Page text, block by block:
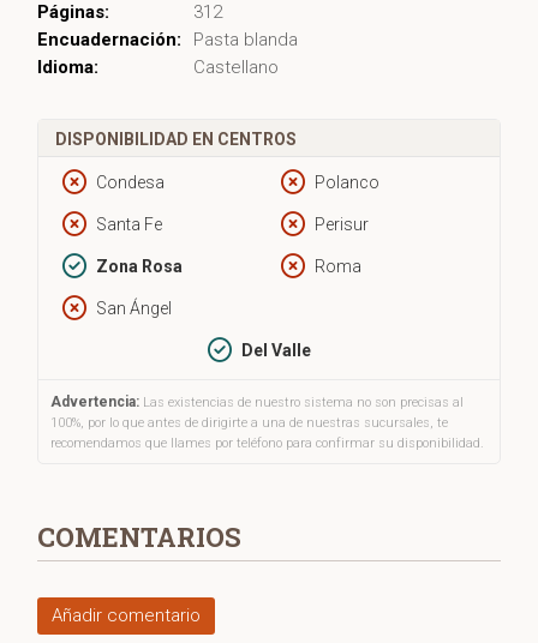
asequible a todo tipo de lectores. Se puede leer de manera
cronológica o utilizarse como guía de referencia para la
historia y la filosofía. Cada sección breve aborda un
claras sin simplificar en exceso.
Páginas:
312
Encuadernación:
Pasta blanda
Idioma:
Castellano
DISPONIBILIDAD EN CENTROS
Condesa Polanco
Santa Fe Perisur
Zona Rosa Roma
San Ángel
Del Valle
Advertencia: Las existencias de nuestro sistema no son precisas al
100%, por lo que antes de dirigirte a una de nuestras sucursales, te
recomendamos que llames por teléfono para confirmar su disponibilidad.
COMENTARIOS
Añadir comentario